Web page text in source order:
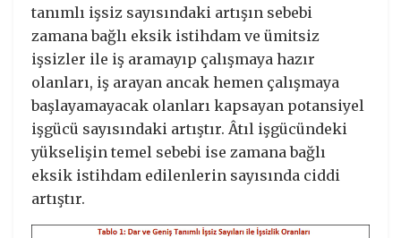
tanımlı işsiz sayısındaki artışın sebebi
zamana bağlı eksik istihdam ve ümitsiz
işsizler ile iş aramayıp çalışmaya hazır
olanları, iş arayan ancak hemen çalışmaya
başlayamayacak olanları kapsayan potansiyel
işgücü sayısındaki artıştır. Âtıl işgücündeki
yükselişin temel sebebi ise zamana bağlı
eksik istihdam edilenlerin sayısında ciddi
artıştır.